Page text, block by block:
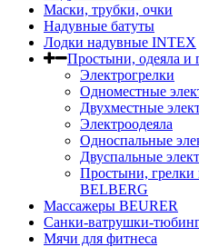
Маски, трубки, очки
Надувные батуты
Лодки надувные INTEX
Простыни, одеяла и
Электрогрелки
Одноместные
Двухместные
Электроодеяла
Односпальные
Двуспальные
Простыни, грелки
BELBERG
Массажеры BEURER
Санки-ватрушки-
Мячи для фитнеса